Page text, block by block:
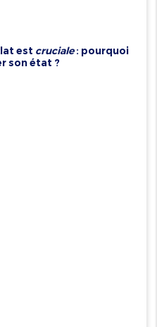
est cruciale: pourquoi
son état ?